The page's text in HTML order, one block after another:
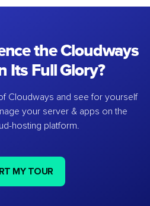
the Cloudways
Its Full Glory?
Cloudways and see for yourself
your server & apps on the
hosting platform.
MY TOUR